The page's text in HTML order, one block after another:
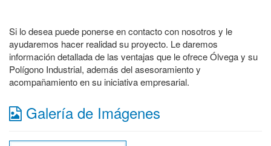
Si lo desea puede ponerse en contacto con nosotros y le
ayudaremos hacer realidad su proyecto. Le daremos
información detallada de las ventajas que le ofrece Ólvega y su
Polígono Industrial, además del asesoramiento y
acompañamiento en su iniciativa empresarial.
Galería de Imágenes